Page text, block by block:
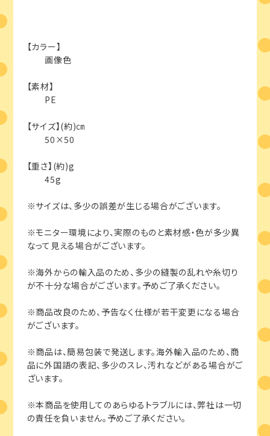
【カラー】
画像色
【素材】
PE
【サイズ】(約)㎝
50×50
【重さ】(約)g
45g
※サイズは、多少の誤差が生じる場合がございます。
※モニター環境により、実際のものと素材感・色が多少異
なって見える場合がございます。
※海外からの輸入品のため、多少の縫製の乱れや糸切り
が不十分な場合がございます。予めご了承ください。
※商品改良のため、予告なく仕様が若干変更になる場合
がございます。
※商品は、簡易包装で発送します。海外輸入品のため、商
品に外国語の表記、多少のスレ、汚れなどがある場合がご
ざいます。
※本商品を使用してのあらゆるトラブルには、弊社は一切
の責任を負いません。予めご了承ください。